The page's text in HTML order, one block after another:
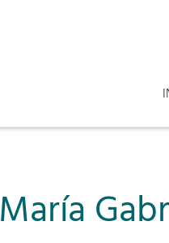
María